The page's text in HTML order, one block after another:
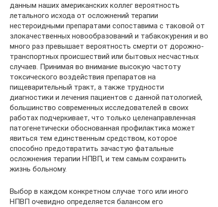
данным наших американских коллег вероятность
летального исхода от осложнений терапии
нестероидными препаратами сопоставима с таковой от
злокачественных новообразований и табакокурения и во
много раз превышает вероятность смерти от дорожно-
транспортных происшествий или бытовых несчастных
случаев. Принимая во внимание высокую частоту
токсического воздействия препаратов на
пищеварительный тракт, а также трудности
диагностики и лечения пациентов с данной патологией,
большинство современных исследователей в своих
работах подчеркивает, что только целенаправленная
патогенетически обоснованная профилактика может
явиться тем единственным средством, которое
способно предотвратить зачастую фатальные
осложнения терапии НПВП, и тем самым сохранить
жизнь больному.
Выбор в каждом конкретном случае того или иного
НПВП очевидно определяется балансом его